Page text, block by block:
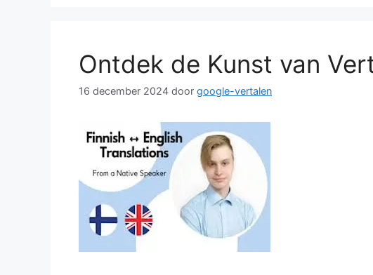
Ontdek de Kunst van
16 december 2024 door google-vertalen